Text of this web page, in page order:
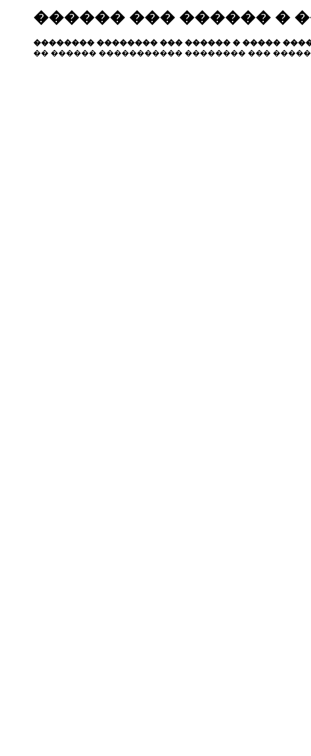
������ ��� ������ �
�������� �������� ��� ������ � �����
�� ������ ����������� �������� ���